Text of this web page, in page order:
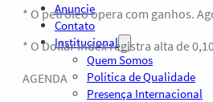
Anuncie
Contato
Institucional
Quem Somos
Política de Qualidade
Presença Internacional
* O petróleo opera com ganhos.
* O Dollar Index registra alta de
AGENDA